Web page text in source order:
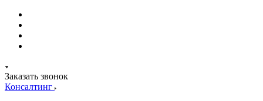
Заказать звонок
Консалтинг